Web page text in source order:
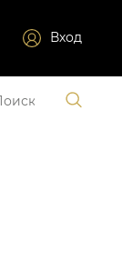
Вход